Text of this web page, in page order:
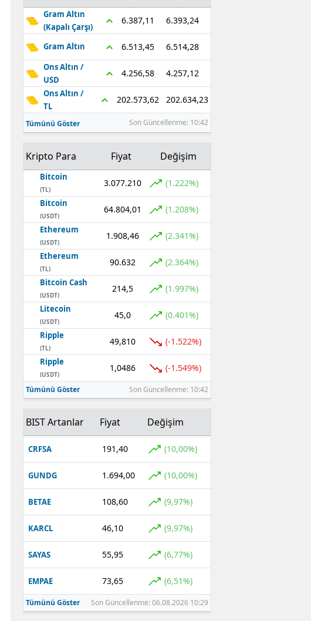
Gram Altın
(Kapalı Çarşı)
6.387,11 6.393,24
Gram Altın 6.513,45 6.514,28
Ons Altın /
USD
4.256,58 4.257,12
Ons Altın /
TL
202.573,62 202.634,23
Tümünü Göster Son Güncellenme: 10:42
Kripto Para Fiyat Değişim
Bitcoin
(TL)
3.077.210 (1.222%)
Bitcoin
(USDT)
64.804,01 (1.208%)
Ethereum
(USDT)
1.908,46 (2.341%)
Ethereum
(TL)
90.632 (2.364%)
Bitcoin Cash
(USDT)
214,5 (1.997%)
Litecoin
(USDT)
45,0 (0.401%)
Ripple
(TL)
49,810 (-1.522%)
Ripple
(USDT)
1,0486 (-1.549%)
Tümünü Göster Son Güncellenme: 10:42
BIST Artanlar Fiyat Değişim
CRFSA 191,40 (10,00%)
GUNDG 1.694,00 (10,00%)
BETAE 108,60 (9,97%)
KARCL 46,10 (9,97%)
SAYAS 55,95 (6,77%)
EMPAE 73,65 (6,51%)
Tümünü Göster Son Güncellenme: 06.08.2026 10:29